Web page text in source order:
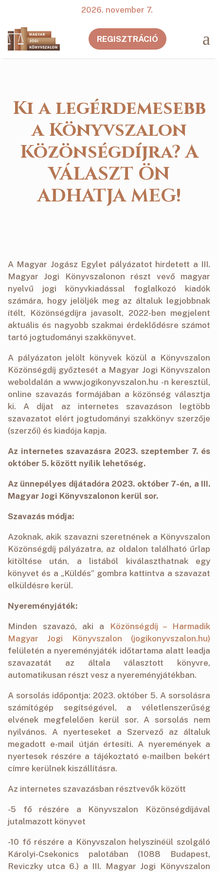
2026. november 7.
REGISZTRÁCIÓ a
Ki a legérdemesebb
a Könyvszalon
Közönségdíjra? A
VÁLASZT ÖN
ADHATJA MEG!
A Magyar Jogász Egylet pályázatot hirdetett a III.
Magyar Jogi Könyvszalonon részt vevő magyar
nyelvű jogi könyvkiadással foglalkozó kiadók
számára, hogy jelöljék meg az általuk legjobbnak
ítélt, Közönségdíjra javasolt, 2022-ben megjelent
aktuális és nagyobb szakmai érdeklődésre számot
tartó jogtudományi szakkönyvet.
A pályázaton jelölt könyvek közül a Könyvszalon
Közönségdíj győztesét a Magyar Jogi Könyvszalon
weboldalán a www.jogikonyvszalon.hu -n keresztül,
online szavazás formájában a közönség választja
ki. A díjat az internetes szavazáson legtöbb
szavazatot elért jogtudományi szakkönyv szerzője
(szerzői) és kiadója kapja.
Az internetes szavazásra 2023. szeptember 7. és
október 5. között nyílik lehetőség.
Az ünnepélyes díjátadóra 2023. október 7-én, a III.
Magyar Jogi Könyvszalonon kerül sor.
Szavazás módja:
Azoknak, akik szavazni szeretnének a Könyvszalon
Közönségdíj pályázatra, az oldalon található űrlap
kitöltése után, a listából kiválaszthatnak egy
könyvet és a „Küldés” gombra kattintva a szavazat
elküldésre kerül.
Nyereményjáték:
Minden szavazó, aki a
Közönségdíj – Harmadik
Magyar Jogi Könyvszalon (jogikonyvszalon.hu)
felületén a nyereményjáték időtartama alatt leadja
szavazatát az általa választott könyvre,
automatikusan részt vesz a nyereményjátékban.
A sorsolás időpontja: 2023. október 5. A sorsolásra
számítógép segítségével, a véletlenszerűség
elvének megfelelően kerül sor. A sorsolás nem
nyilvános. A nyerteseket a Szervező az általuk
megadott e-mail útján értesíti. A nyeremények a
nyertesek részére a tájékoztató e-mailben bekért
címre kerülnek kiszállításra.
Az internetes szavazásban résztvevők között
-5 fő részére a Könyvszalon Közönségdíjával
jutalmazott könyvet
-10 fő részére a Könyvszalon helyszínéül szolgáló
Károlyi-Csekonics palotában (1088 Budapest,
Reviczky utca 6.) a III. Magyar Jogi Könyvszalon